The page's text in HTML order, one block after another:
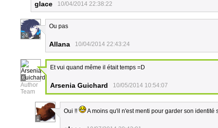
glace 10/04/2014 22:38:22
24
Ou pas
Allana 10/04/2014 22:43:24
6
Author
Team
Et vui quand même il était temps =D
Arsenia Guichard 10/05/2014 10:54:07
1
Oui !! A moins qu'il n'est menti pour garder son identité